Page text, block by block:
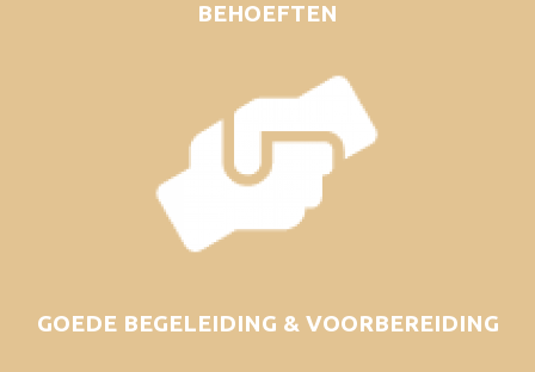
BEHOEFTEN
GOEDE BEGELEIDING & VOORBEREIDING